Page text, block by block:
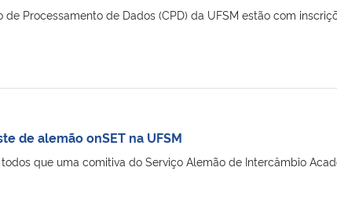
de Processamento de Dados (CPD) da UFSM estão com
de alemão onSET na UFSM
que uma comitiva do Serviço Alemão de Intercâmbio